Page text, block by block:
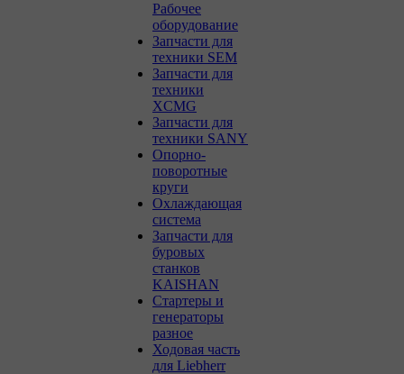
Рабочее
оборудование
Запчасти для
техники SEM
Запчасти для
техники
XCMG
Запчасти для
техники SANY
Опорно-
поворотные
круги
Охлаждающая
система
Запчасти для
буровых
станков
KAISHAN
Стартеры и
генераторы
разное
Ходовая часть
для Liebherr